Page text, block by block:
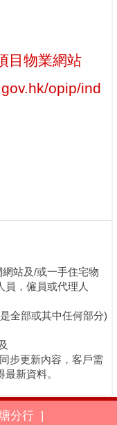
目物業網站
opip/ind
網站及/或一手住宅物
員，僱員或代理人
全部或其中任何部分)
步更新內容，客戶需
新資料。
分行